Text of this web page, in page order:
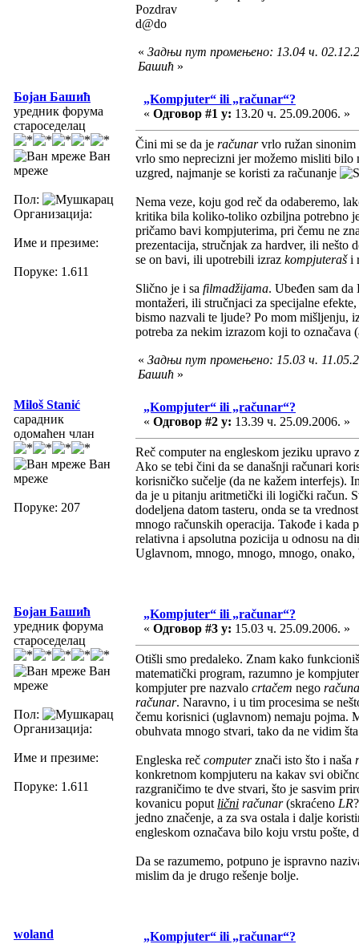
Pozdrav
d@do
« Задњи пут промењено: 13.04 ч.
Башић »
Бојан Башић
уредник форума
староседелац
Ван
мреже
Пол:
Организација:
Име и презиме:
Поруке: 1.611
„Kompjuter“ ili „računar“?
« Одговор #1 у: 13.20 ч. 25.09.2006. »
Čini mi se da je računarvrlo ružan
vrlo smo neprecizni jer možemo misliti
uzgred, najmanje se koristi za računanje
Nema veze, koju god reč da odaberemo,
kritika bila koliko-toliko ozbiljna potrebno
pričamo bavi kompjuterima, pri čemu ne
prezentacija, stručnjak za hardver, ili nešto
se on bavi, ili upotrebili izraz kompjuteraši
Slično je i sa filmadžijama. Ubeđen sam
montažeri, ili stručnjaci za specijalne
bismo nazvali te ljude? Po mom mišljenju,
potreba za nekim izrazom koji to označava
« Задњи пут промењено: 15.03 ч.
Башић »
Miloš Stanić
сарадник
одомаћен члан
Ван
мреже
Поруке: 207
„Kompjuter“ ili „računar“?
« Одговор #2 у: 13.39 ч. 25.09.2006. »
Reč computer na engleskom jeziku
Ako se tebi čini da se današnji računari
korisničko sučelje (da ne kažem interfejs).
da je u pitanju aritmetički ili logički račun.
dodeljena datom tasteru, onda se ta
mnogo računskih operacija. Takođe i kada
relativna i apsolutna pozicija u odnosu na
Uglavnom, mnogo, mnogo, mnogo, onako,
Бојан Башић
уредник форума
староседелац
Ван
мреже
Пол:
Организација:
Име и презиме:
Поруке: 1.611
„Kompjuter“ ili „računar“?
« Одговор #3 у: 15.03 ч. 25.09.2006. »
Otišli smo predaleko. Znam kako
matematički program, razumno je
kompjuter pre nazvalo crtačem nego
računar. Naravno, i u tim procesima se
čemu korisnici (uglavnom) nemaju pojma.
obuhvata mnogo stvari, tako da ne vidim
Engleska reč computerznači isto što i naša
konkretnom kompjuteru na kakav svi
razgraničimo te dve stvari, što je sasvim
kovanicu poput lični računar(skraćeno LR
jedno značenje, a za sva ostala i dalje
engleskom označava bilo koju vrstu pošte,
Da se razumemo, potpuno je ispravno
mislim da je drugo rešenje bolje.
woland
„Kompjuter“ ili „računar“?